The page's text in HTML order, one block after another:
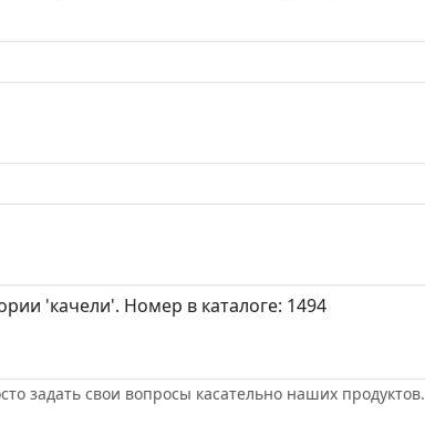
задать свои вопросы касательно наших продуктов.